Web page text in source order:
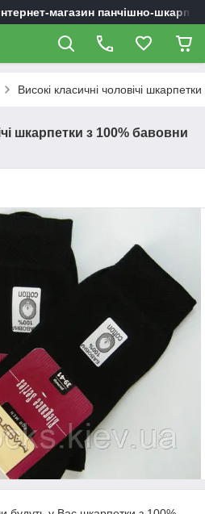
магазин панчішно-
Високі класичні чоловічі
шкарпетки з 100% бавовни